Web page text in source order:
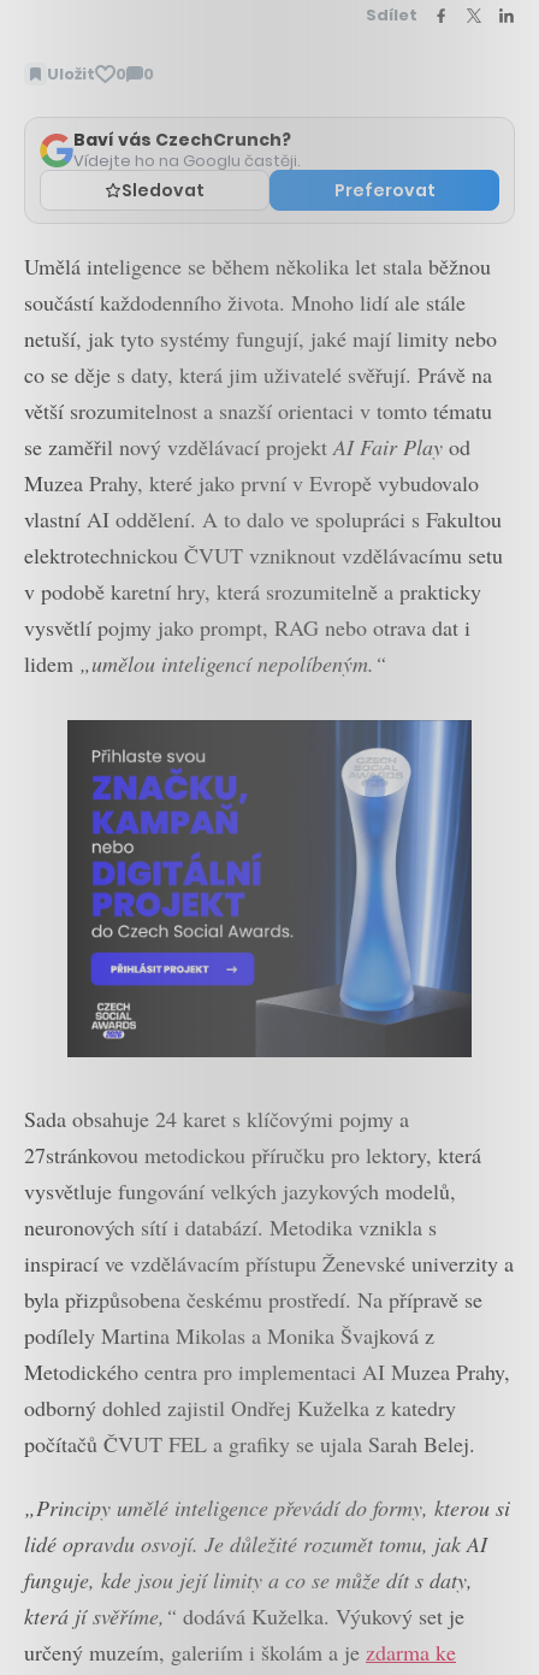
Sdílet
Uložit 0 0
Zobrazit
Baví vás CzechCrunch?
Vídejte ho na Googlu častěji.
Sledovat Preferovat
Umělá inteligence se během několika let stala běžnou
součástí každodenního života. Mnoho lidí ale stále
netuší, jak tyto systémy fungují, jaké mají limity nebo
co se děje s daty, která jim uživatelé svěřují. Právě na
větší srozumitelnost a snazší orientaci v tomto tématu
se zaměřil nový vzdělávací projektAI Fair Play od
Muzea Prahy, které jako první v Evropě vybudovalo
vlastní AI oddělení. A to dalo ve spolupráci s Fakultou
elektrotechnickou ČVUT vzniknout vzdělávacímu setu
v podobě karetní hry, která srozumitelně a prakticky
vysvětlí pojmy jako prompt, RAG nebo otrava dat i
lidem „umělou inteligencí nepolíbeným.“
Sada obsahuje 24 karet s klíčovými pojmy a
27stránkovou metodickou příručku pro lektory, která
vysvětluje fungování velkých jazykových modelů,
neuronových sítí i databází. Metodika vznikla s
inspirací ve vzdělávacím přístupu Ženevské univerzity a
byla přizpůsobena českému prostředí. Na přípravě se
podílely Martina Mikolas a Monika Švajková z
Metodického centra pro implementaci AI Muzea Prahy,
odborný dohled zajistil Ondřej Kuželka z katedry
počítačů ČVUT FEL a grafiky se ujala Sarah Belej.
„Principy umělé inteligence převádí do formy, kterou si
lidé opravdu osvojí. Je důležité rozumět tomu, jak AI
funguje, kde jsou její limity a co se může dít s daty,
která jí svěříme,“ dodává Kuželka. Výukový set je
určený muzeím, galeriím i školám a je zdarma ke